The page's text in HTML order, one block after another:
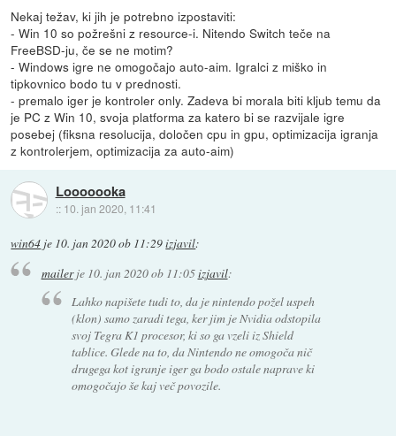
Nekaj težav, ki jih je potrebno izpostaviti:
- Win 10 so požrešni z resource-i. Nitendo Switch teče na
FreeBSD-ju, če se ne motim?
- Windows igre ne omogočajo auto-aim. Igralci z miško in
tipkovnico bodo tu v prednosti.
- premalo iger je kontroler only. Zadeva bi morala biti kljub temu da
je PC z Win 10, svoja platforma za katero bi se razvijale igre
posebej (fiksna resolucija, določen cpu in gpu, optimizacija igranja
z kontrolerjem, optimizacija za auto-aim)
Looooooka
:: 10. jan 2020, 11:41
win64 je 10. jan 2020 ob 11:29izjavil:
mailerje 10. jan 2020 ob 11:05izjavil:
Lahko napišete tudi to, da je nintendo požel uspeh
(klon) samo zaradi tega, ker jim je Nvidia odstopila
svoj Tegra K1 procesor, ki so ga vzeli iz Shield
tablice. Glede na to, da Nintendo ne omogoča nič
drugega kot igranje iger ga bodo ostale naprave ki
omogočajo še kaj več povozile.